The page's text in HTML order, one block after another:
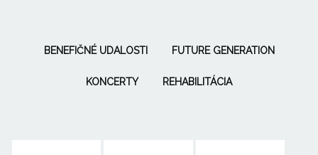
BENEFIČNÉ UDALOSTI FUTURE GENERATION
KONCERTY REHABILITÁCIA